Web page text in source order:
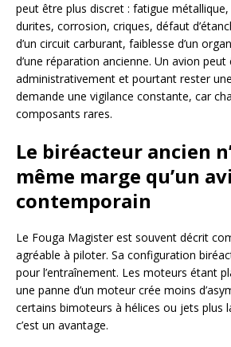
peut être plus discret : fatigue
durites, corrosion, criques, défaut
d’un circuit carburant, faiblesse d’un
d’une réparation ancienne. Un avion peut
administrativement et pourtant rester
demande une vigilance constante, car
composants rares.
Le biréacteur ancien
même marge qu’un
contemporain
Le Fouga Magister est souvent décrit
agréable à piloter. Sa configuration
pour l’entraînement. Les moteurs étant
une panne d’un moteur crée moins
certains bimoteurs à hélices ou jets plus
c’est un avantage.